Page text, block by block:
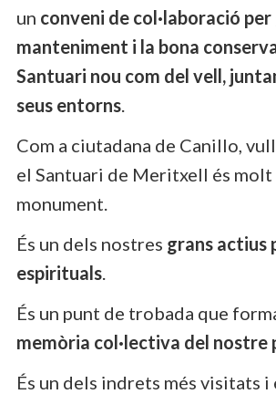
un conveni de col·laboració
manteniment i la bona
Santuari nou com del vell,
seus entorns.
Com a ciutadana de Canillo,
el Santuari de Meritxell és molt
monument.
És un dels nostres grans actius
espirituals.
És un punt de trobada que
memòria col·lectiva del nostre
És un dels indrets més visitats